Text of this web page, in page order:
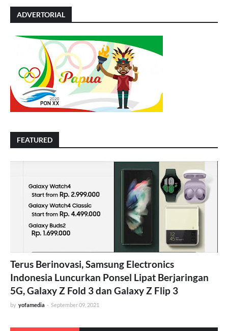
ADVERTORIAL
FEATURED
Terus Berinovasi, Samsung Electronics
Indonesia Luncurkan Ponsel Lipat Berjaringan
5G, Galaxy Z Fold 3 dan Galaxy Z Flip 3
by yofamedia - September 09, 2021